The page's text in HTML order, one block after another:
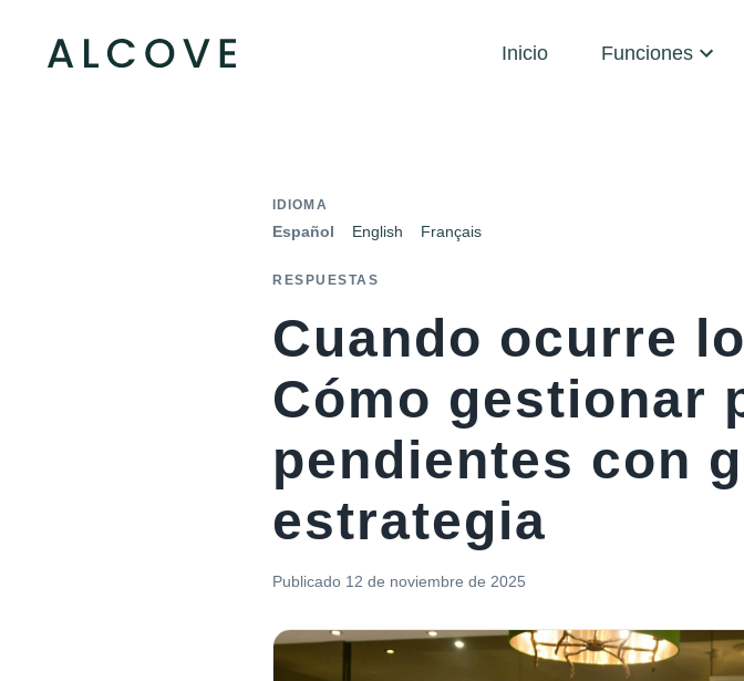
Inicio Funciones
IDIOMA
Español English Français
RESPUESTAS
Cuando ocurre
Cómo gestionar
pendientes con
estrategia
Publicado 12 de noviembre de 2025